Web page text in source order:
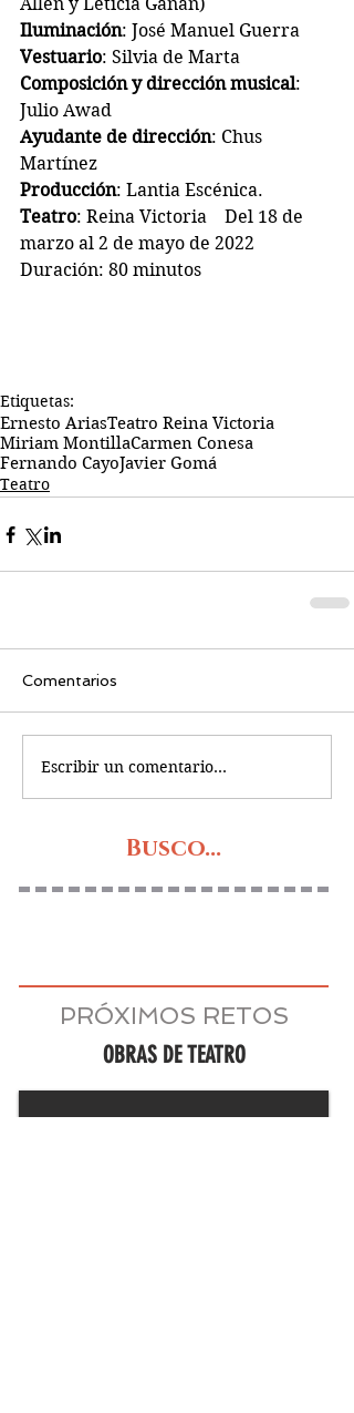
Allen y Leticia Gañán)
Iluminación: José Manuel Guerra
Vestuario: Silvia de Marta
Composición y dirección musical:
Julio Awad
Ayudante de dirección: Chus
Martínez
Producción: Lantia Escénica.
Teatro: Reina Victoria    Del 18 de
marzo al 2 de mayo de 2022
Duración: 80 minutos
Etiquetas:
Ernesto AriasTeatro Reina Victoria
Miriam MontillaCarmen Conesa
Fernando CayoJavier Gomá
Teatro
Comentarios
Escribir un comentario...
Busco...
PRÓXIMOS RETOS
OBRAS DE TEATRO